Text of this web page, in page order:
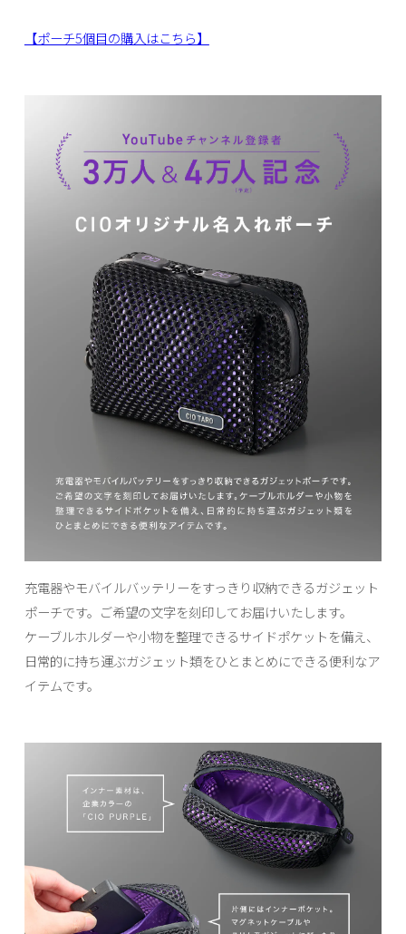
【ポーチ5個目の購入はこちら】
充電器やモバイルバッテリーをすっきり収納できるガジェット
ポーチです。ご希望の文字を刻印してお届けいたします。
ケーブルホルダーや小物を整理できるサイドポケットを備え、
日常的に持ち運ぶガジェット類をひとまとめにできる便利なア
イテムです。